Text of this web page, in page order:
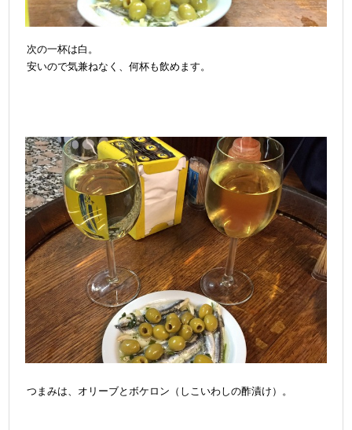
次の一杯は白。
安いので気兼ねなく、何杯も飲めます 。
つまみは、オリーブとボケロン（しこいわしの酢漬け）。